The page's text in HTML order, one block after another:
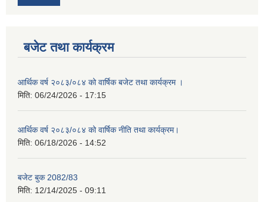
बजेट तथा कार्यक्रम
आर्थिक वर्ष २०८३/०८४ को वार्षिक बजेट तथा कार्यक्रम ।
मिति: 06/24/2026 - 17:15
आर्थिक वर्ष २०८३/०८४ को वार्षिक नीति तथा कार्यक्रम।
मिति: 06/18/2026 - 14:52
बजेट बुक 2082/83
मिति: 12/14/2025 - 09:11